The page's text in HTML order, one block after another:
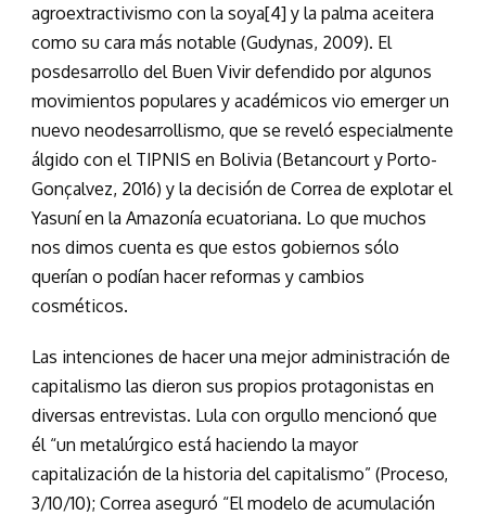
agroextractivismo con la soya[4] y la palma aceitera
como su cara más notable (Gudynas, 2009). El
posdesarrollo del Buen Vivir defendido por algunos
movimientos populares y académicos vio emerger un
nuevo neodesarrollismo, que se reveló especialmente
álgido con el TIPNIS en Bolivia (Betancourt y Porto-
Gonçalvez, 2016) y la decisión de Correa de explotar el
Yasuní en la Amazonía ecuatoriana. Lo que muchos
nos dimos cuenta es que estos gobiernos sólo
querían o podían hacer reformas y cambios
cosméticos.
Las intenciones de hacer una mejor administración de
capitalismo las dieron sus propios protagonistas en
diversas entrevistas. Lula con orgullo mencionó que
él “un metalúrgico está haciendo la mayor
capitalización de la historia del capitalismo” (Proceso,
3/10/10); Correa aseguró “El modelo de acumulación